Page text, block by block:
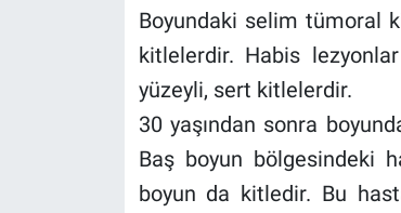
Boyundaki selim tümoral
kitlelerdir. Habis
yüzeyli, sert kitlelerdir.
30 yaşından sonra
Baş boyun bölgesindeki
boyun da kitledir. Bu